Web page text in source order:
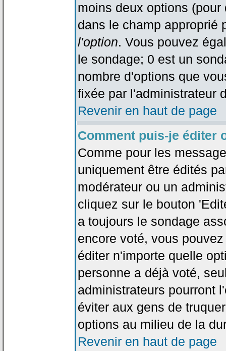
moins deux options
dans le champ
l'option. Vous pouvez
le sondage; 0 est un
nombre d'options que
fixée par l'administrateur
Revenir en haut de page
Comment puis-je éditer
Comme pour les
uniquement être édités
modérateur ou un
cliquez sur le bouton
a toujours le sondage
encore voté, vous
éditer n'importe quelle
personne a déjà voté,
administrateurs pourront
éviter aux gens de
options au milieu de la
Revenir en haut de page